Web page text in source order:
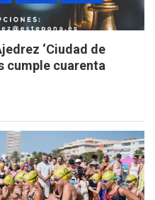
‘Ciudad de
cumple cuarenta